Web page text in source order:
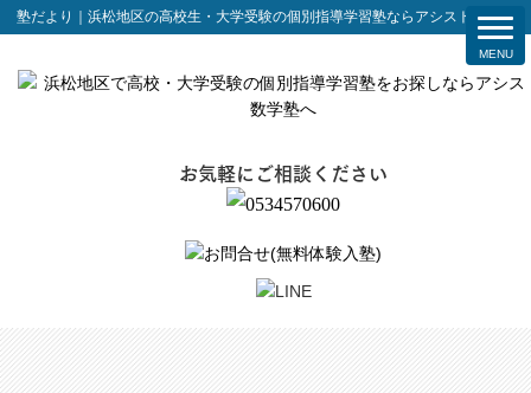
塾だより｜浜松地区の高校生・大学受験の個別指導学習塾ならアシスト数学塾
お気軽にご相談ください